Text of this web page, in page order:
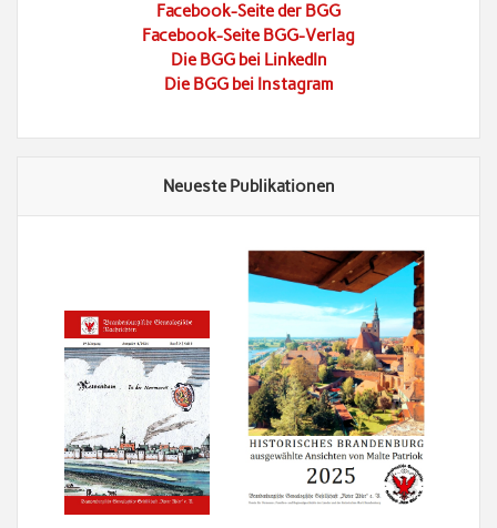
Facebook-Seite der BGG
Facebook-Seite BGG-Verlag
Die BGG bei LinkedIn
Die BGG bei Instagram
Neueste Publikationen